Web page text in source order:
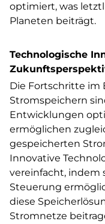
optimiert, was
Planeten beiträgt.
Technologische
Die Fortschritte im
Stromspeichern
Entwicklungen
ermöglichen
gespeicherten
Innovative
vereinfacht, indem
Steuerung
diese
Stromnetze